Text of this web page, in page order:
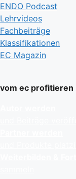
ENDO Podcast
Lehrvideos
Fachbeiträge
Klassifikationen
EC Magazin
vom ec profitieren